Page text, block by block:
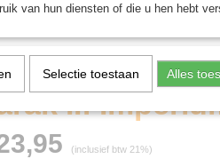
II:
(inclusief btw 21%)
van hun diensten of die u hen hebt
Selectie toestaan Alles